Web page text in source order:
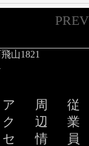
PREV
山1821
ア
ク
セ
周
辺
情
従
業
員